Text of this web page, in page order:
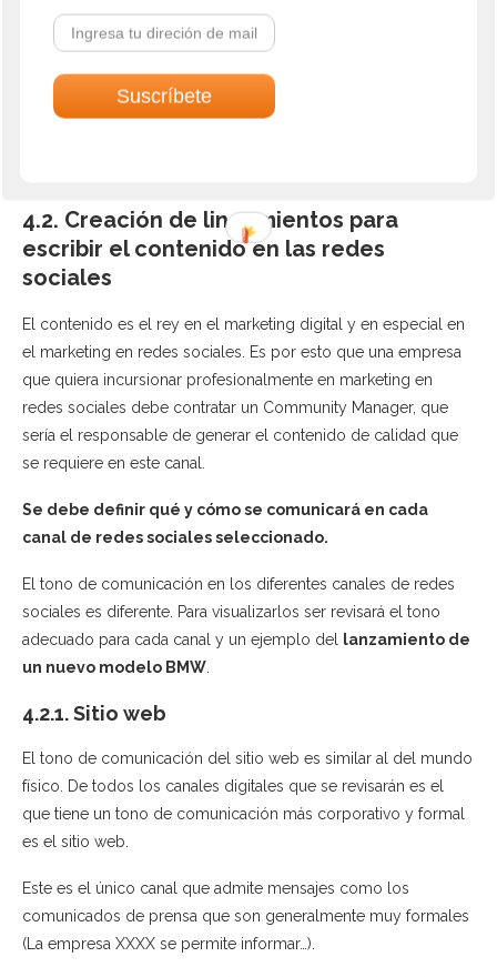
Youtube
Es importante anotar que un canal puede permitir el
4.2. Creación de lineamientos para
escribir el contenido en las redes
sociales
El contenido es el rey en el marketing digital y en especial en
el marketing en redes sociales. Es por esto que una empresa
que quiera incursionar profesionalmente en marketing en
redes sociales debe contratar un Community Manager, que
sería el responsable de generar el contenido de calidad que
se requiere en este canal.
Se debe definir qué y cómo se comunicará en cada
canal de redes sociales seleccionado.
El tono de comunicación en los diferentes canales de redes
sociales es diferente. Para visualizarlos ser revisará el tono
adecuado para cada canal y un ejemplo del
lanzamiento de
un nuevo modelo BMW
4.2.1. Sitio web
El tono de comunicación del sitio web es similar al del mundo
físico. De todos los canales digitales que se revisarán es el
que tiene un tono de comunicación más corporativo y formal
es el sitio web.
Este es el único canal que admite mensajes como los
comunicados de prensa que son generalmente muy formales
(La empresa XXXX se permite informar…).